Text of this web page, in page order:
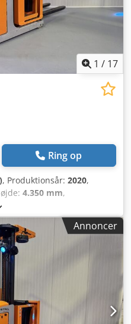
1 / 17
Ring op
, Produktionsår: 2020,
4.350 mm,
duplex, Producent +
ID: 26031.4366
1200 mm Nedsænket
mm Kapacitet: 1000 kg
højde: 5350 mm
mm Årgang: 2020 Timer:
/ 620Ah Ekstraudstyr:
Ag Tea 2 x Blue spot
Annoncer